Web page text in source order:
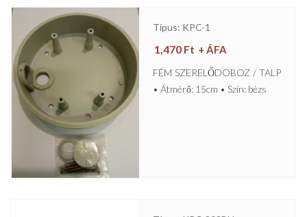
Típus: KPC-1
1,470 Ft + ÁFA
FÉM SZERELŐDOBOZ / TALP
• Átmérő: 15cm • Szín: bézs